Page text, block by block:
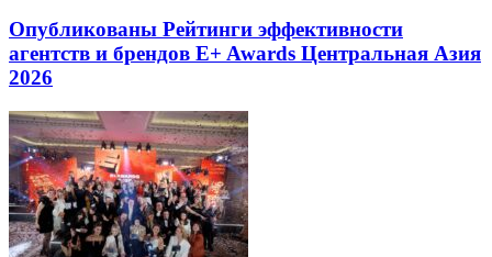
Опубликованы Рейтинги эффективности
агентств и брендов E+ Awards Центральная Азия
2026